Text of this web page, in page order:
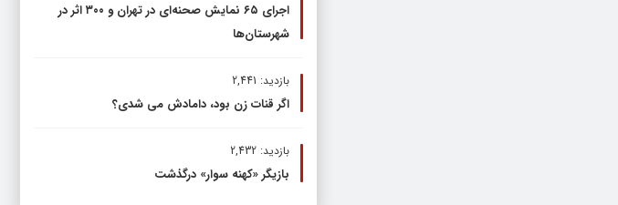
اجرای ۶۵ نمایش صحنه‌ای در تهران و ۳۰۰ اثر در
شهرستان‌ها
بازدید: 2,441
اگر قنات زن بود، دامادش می شدی؟
بازدید: 2,432
بازیگر «کهنه سوار» درگذشت